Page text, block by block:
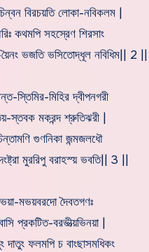
বিরচয়তি লোকা-নবিকলম |
কথমপি সহস্রেণ শিরসাং
ভজতি ভসিতোদ্ধূল নবিধিম|| 2 ||
স্তিমির-মিহির দ্বীপনগরী
স্তবক মকরন্দ শ্রুতিঝরী |
গুণনিকা জন্মজলধৌ
মুররিপু বরাহস্য় ভবতি|| 3 ||
মভয়বরদো দৈবতগণঃ
প্রকটিত-বরভীত্য়ভিনয়া |
দাতুং ফলমপি চ বাংছাসমধিকং